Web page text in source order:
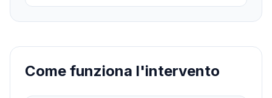
Come funziona l'intervento